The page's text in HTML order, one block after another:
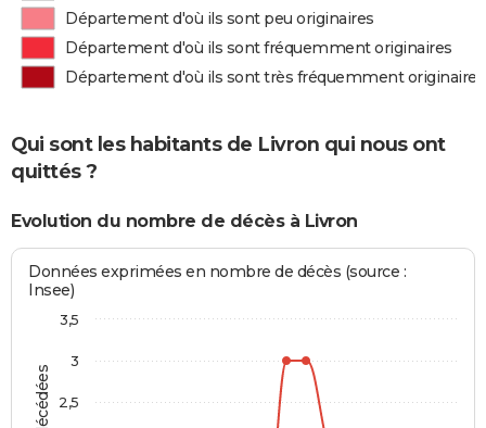
Département d'où ils sont peu originaires
Département d'où ils sont fréquemment originaires
Département d'où ils sont très fréquemment originaires
Qui sont les habitants de Livron qui nous ont
quittés ?
Evolution du nombre de décès à Livron
Données exprimées en nombre de décès (source :
Insee)
2,5
3
3,5